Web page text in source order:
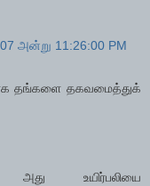
அன்று 11:26:00 PM
தங்களை தகவமைத்துக்
அது உயிர்பலியை